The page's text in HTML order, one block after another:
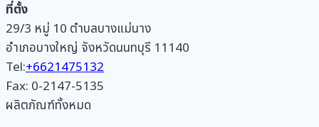
ที่ตั้ง
29/3 หมู่ 10 ตำบลบางแม่นาง
อำเภอบางใหญ่ จังหวัดนนทบุรี 11140
Tel:+6621475132
Fax: 0-2147-5135
ผลิตภัณฑ์ทั้งหมด